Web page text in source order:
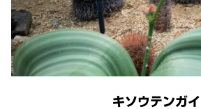
キソウテンガイ